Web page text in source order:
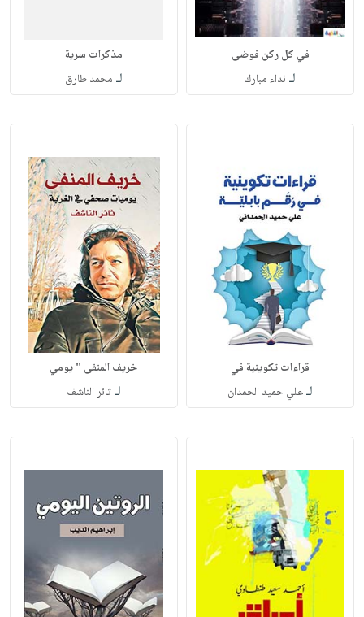
في كل ركن فوضى
لـ نداء مبارك
مذكرات سرية
لـ محمد طارق
قراءات تكوينية في
لـعلي حميد الحمدان
خريف المنفى " يومي
لـثائر الناشف